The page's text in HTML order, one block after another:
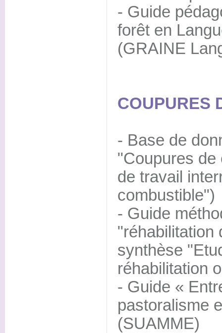
- Guide
forêt en
(GRAINE
COUPURES
- Base de
"Coupures de
de travail
combustible")
- Guide
"réhabilitation
synthèse
réhabilitation
- Guide «
pastoralisme
(SUAMME)